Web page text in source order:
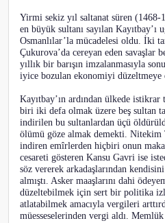
Yirmi sekiz yıl saltanat süren
en büyük sultanı sayılan Kayıtbay’ı
Osmanlılar’la mücadelesi oldu. İki
Çukurova’da cereyan eden savaşlar
yıllık bir barışın imzalanmasıyla
iyice bozulan ekonomiyi düzeltmeye
Kayıtbay’ın ardından ülkede
biri iki defa olmak üzere beş sultan
indirilen bu sultanlardan üçü
ölümü göze almak demekti. Nitekim
indiren emîrlerden hiçbiri onun
cesareti gösteren Kansu Gavri ise
söz vererek arkadaşlarından
almıştı. Asker maaşlarını dahi
düzeltebilmek için sert bir politika
atlatabilmek amacıyla vergileri
müesseselerinden vergi aldı.